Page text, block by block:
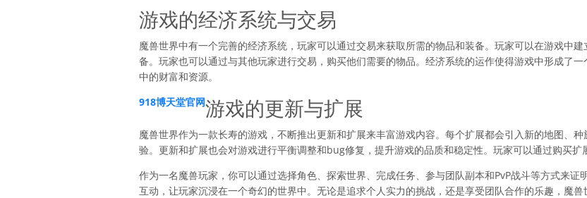
游戏的经济系统与交易
魔兽世界中有一个完善的经济系统，玩家可以通过交易来获取所需的物品和装备。玩家可以在游戏中
备。玩家也可以通过与其他玩家进行交易，购买他们需要的物品。经济系统的运作使得游戏中形成了
中的财富和资源。
918博天堂官网游戏的更新与扩展
魔兽世界作为一款长寿的游戏，不断推出更新和扩展来丰富游戏内容。每个扩展都会引入新的地图、
验。更新和扩展也会对游戏进行平衡调整和bug修复，提升游戏的品质和稳定性。玩家可以通过购买扩
作为一名魔兽玩家，你可以通过选择角色、探索世界、完成任务、参与团队副本和PvP战斗等方式来
互动，让玩家沉浸在一个奇幻的世界中。无论是追求个人实力的挑战，还是享受团队合作的乐趣，魔